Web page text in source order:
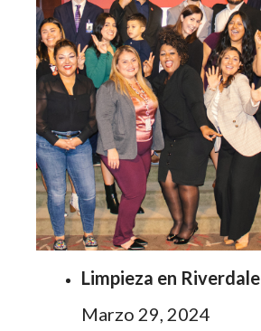
Limpieza en Riverdale
Marzo 29, 2024